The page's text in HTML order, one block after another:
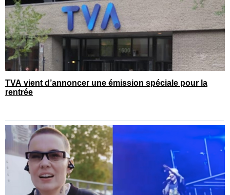
TVA vient d’annoncer une émission spéciale pour la
rentrée